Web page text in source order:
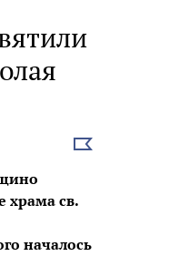
Выбрать
храма св.
началось